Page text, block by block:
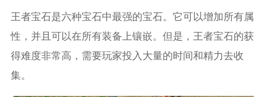
王者宝石是六种宝石中最强的宝石。它可以增加所有属
性，并且可以在所有装备上镶嵌。但是，王者宝石的获
得难度非常高，需要玩家投入大量的时间和精力去收
集。